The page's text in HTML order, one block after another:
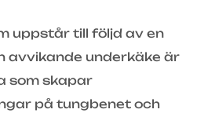
uppstår till följd av en
avvikande underkäke är
som skapar
på tungbenet och